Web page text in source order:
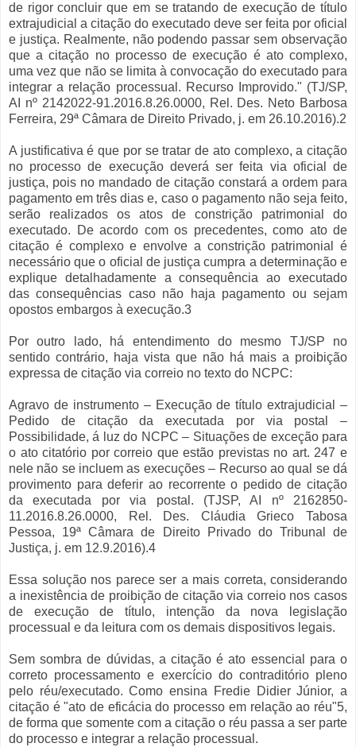
de rigor concluir que em se tratando de execução de título
extrajudicial a citação do executado deve ser feita por oficial
e justiça. Realmente, não podendo passar sem observação
que a citação no processo de execução é ato complexo,
uma vez que não se limita à convocação do executado para
integrar a relação processual. Recurso Improvido." (TJ/SP,
AI nº 2142022-91.2016.8.26.0000, Rel. Des. Neto Barbosa
Ferreira, 29ª Câmara de Direito Privado, j. em 26.10.2016).2
A justificativa é que por se tratar de ato complexo, a citação
no processo de execução deverá ser feita via oficial de
justiça, pois no mandado de citação constará a ordem para
pagamento em três dias e, caso o pagamento não seja feito,
serão realizados os atos de constrição patrimonial do
executado. De acordo com os precedentes, como ato de
citação é complexo e envolve a constrição patrimonial é
necessário que o oficial de justiça cumpra a determinação e
explique detalhadamente a consequência ao executado
das consequências caso não haja pagamento ou sejam
opostos embargos à execução.3
Por outro lado, há entendimento do mesmo TJ/SP no
sentido contrário, haja vista que não há mais a proibição
expressa de citação via correio no texto do NCPC:
Agravo de instrumento – Execução de título extrajudicial –
Pedido de citação da executada por via postal –
Possibilidade, á luz do NCPC – Situações de exceção para
o ato citatório por correio que estão previstas no art. 247 e
nele não se incluem as execuções – Recurso ao qual se dá
provimento para deferir ao recorrente o pedido de citação
da executada por via postal. (TJSP, AI nº 2162850-
11.2016.8.26.0000, Rel. Des. Cláudia Grieco Tabosa
Pessoa, 19ª Câmara de Direito Privado do Tribunal de
Justiça, j. em 12.9.2016).4
Essa solução nos parece ser a mais correta, considerando
a inexistência de proibição de citação via correio nos casos
de execução de título, intenção da nova legislação
processual e da leitura com os demais dispositivos legais.
Sem sombra de dúvidas, a citação é ato essencial para o
correto processamento e exercício do contraditório pleno
pelo réu/executado. Como ensina Fredie Didier Júnior, a
citação é "ato de eficácia do processo em relação ao réu"5,
de forma que somente com a citação o réu passa a ser parte
do processo e integrar a relação processual.